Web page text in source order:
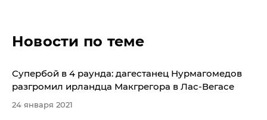
Новости по теме
​Супербой в 4 раунда: дагестанец Нурмагомедов
разгромил ирландца Макгрегора в Лас-Вегасе
24 января 2021